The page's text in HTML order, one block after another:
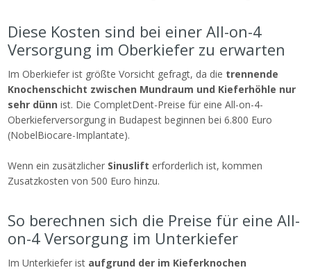
Diese Kosten sind bei einer All-on-4
Versorgung im Oberkiefer zu erwarten
Im Oberkiefer ist größte Vorsicht gefragt, da die trennende
Knochenschicht zwischen Mundraum und Kieferhöhle nur
sehr dünn ist. Die CompletDent-Preise für eine All-on-4-
Oberkieferversorgung in Budapest beginnen bei 6.800 Euro
(NobelBiocare-Implantate).
Wenn ein zusätzlicher Sinuslift erforderlich ist, kommen
Zusatzkosten von 500 Euro hinzu.
So berechnen sich die Preise für eine All-
on-4 Versorgung im Unterkiefer
Im Unterkiefer ist aufgrund der im Kieferknochen